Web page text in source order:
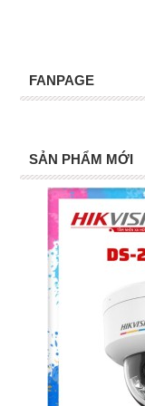
FANPAGE
SẢN PHẨM MỚI